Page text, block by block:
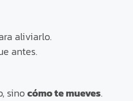
aliviarlo.
antes.
sinocómo te mueves.